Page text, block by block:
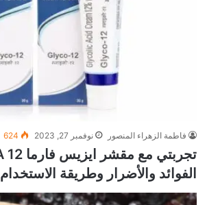
فاطمة الزهراء المنصور نوفمبر 27, 2023 624
الفوائد والأضرار وطريقة الاستخدام